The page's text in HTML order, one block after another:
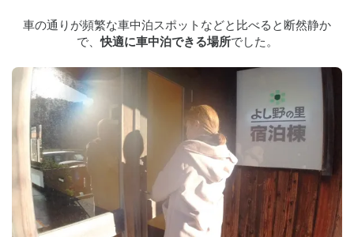
車の通りが頻繁な車中泊スポットなどと比べると断然静か
で、快適に車中泊できる場所でした。